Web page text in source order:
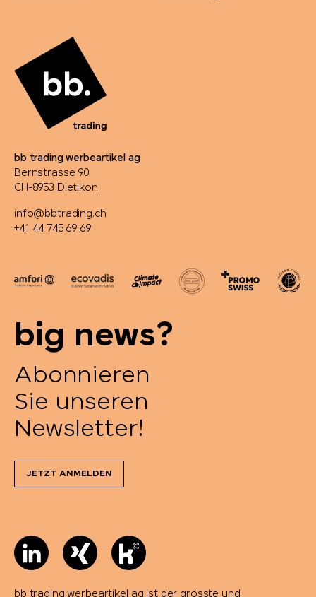
bb trading werbeartikel ag
Bernstrasse 90
CH-8953 Dietikon
info@bbtrading.ch
+41 44 745 69 69
big news?
Abonnieren
Sie unseren
Newsletter!
JETZT ANMELDEN
bb trading werbeartikel ag ist der grösste und